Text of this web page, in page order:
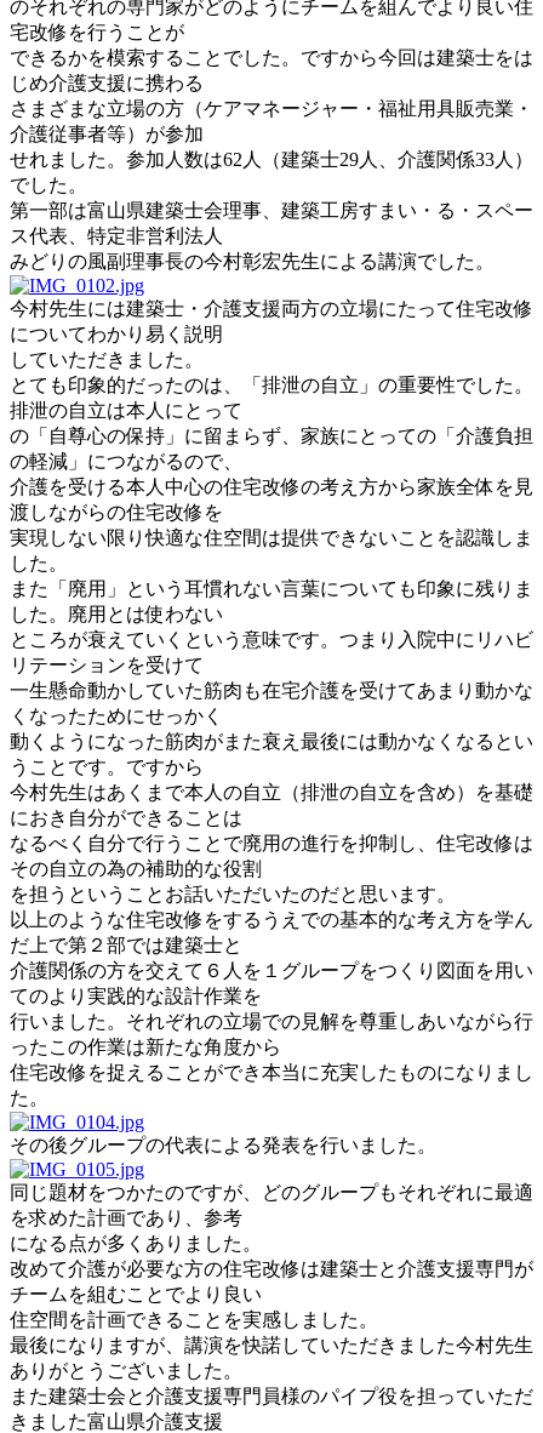
のそれぞれの専門家がどのようにチームを組んでより良い住
宅改修を行うことが
できるかを模索することでした。ですから今回は建築士をは
じめ介護支援に携わる
さまざまな立場の方（ケアマネージャー・福祉用具販売業・
介護従事者等）が参加
せれました。参加人数は62人（建築士29人、介護関係33人）
でした。
第一部は富山県建築士会理事、建築工房すまい・る・スペー
ス代表、特定非営利法人
みどりの風副理事長の今村彰宏先生による講演でした。
今村先生には建築士・介護支援両方の立場にたって住宅改修
についてわかり易く説明
していただきました。
とても印象的だったのは、「排泄の自立」の重要性でした。
排泄の自立は本人にとって
の「自尊心の保持」に留まらず、家族にとっての「介護負担
の軽減」につながるので、
介護を受ける本人中心の住宅改修の考え方から家族全体を見
渡しながらの住宅改修を
実現しない限り快適な住空間は提供できないことを認識しま
した。
また「廃用」という耳慣れない言葉についても印象に残りま
した。廃用とは使わない
ところが衰えていくという意味です。つまり入院中にリハビ
リテーションを受けて
一生懸命動かしていた筋肉も在宅介護を受けてあまり動かな
くなったためにせっかく
動くようになった筋肉がまた衰え最後には動かなくなるとい
うことです。ですから
今村先生はあくまで本人の自立（排泄の自立を含め）を基礎
におき自分ができることは
なるべく自分で行うことで廃用の進行を抑制し、住宅改修は
その自立の為の補助的な役割
を担うということお話いただいたのだと思います。
以上のような住宅改修をするうえでの基本的な考え方を学ん
だ上で第２部では建築士と
介護関係の方を交えて６人を１グループをつくり図面を用い
てのより実践的な設計作業を
行いました。それぞれの立場での見解を尊重しあいながら行
ったこの作業は新たな角度から
住宅改修を捉えることができ本当に充実したものになりまし
た。
その後グループの代表による発表を行いました。
同じ題材をつかたのですが、どのグループもそれぞれに最適
を求めた計画であり、参考
になる点が多くありました。
改めて介護が必要な方の住宅改修は建築士と介護支援専門が
チームを組むことでより良い
住空間を計画できることを実感しました。
最後になりますが、講演を快諾していただきました今村先生
ありがとうございました。
また建築士会と介護支援専門員様のパイプ役を担っていただ
きました富山県介護支援